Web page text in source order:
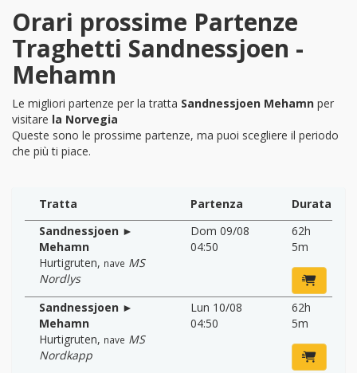
Orari prossime Partenze
Traghetti Sandnessjoen -
Mehamn
Le migliori partenze per la tratta Sandnessjoen Mehamn per
visitare la Norvegia
Queste sono le prossime partenze, ma puoi scegliere il periodo
che più ti piace.
Tratta Partenza
Durata
Sandnessjoen ►
Mehamn
Hurtigruten, nave MS
Nordlys
Dom 09/08
04:50
62h
5m
Sandnessjoen ►
Mehamn
Hurtigruten, nave MS
Nordkapp
Lun 10/08
04:50
62h
5m